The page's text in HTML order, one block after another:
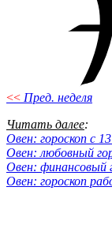
<< Пред. неделя
Читать далее:
Овен: гороскоп с
Овен: любовный
Овен: финансовый
Овен: гороскоп